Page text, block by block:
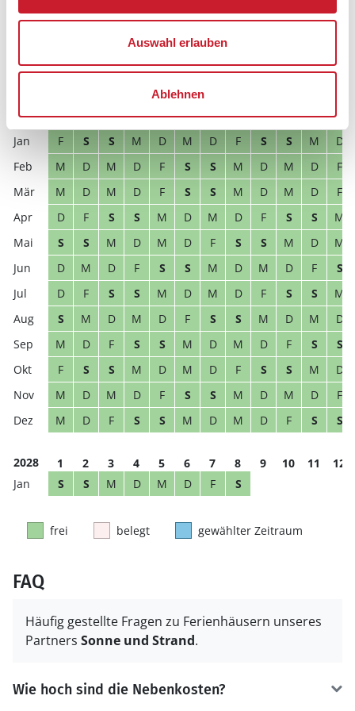
Auswahl erlauben
Ablehnen
D
F S S M D M D F S S
M
M D F S
D
M D F S S M D M D F S
2027 1 2 3 4 5 6 7 8 9 10 11
12
F
S S M D M D F S S M
D
M
D M D F S S M D M D
F
M
D M D F S S M D M D
F
D
F S S M D M D F S S
M
S
S M D M D F S S M D
M
D
M D F S S M D M D F
S
D
F S S M D M D F S S
M
S
M D M D F S S M D M
D
M
D F S S M D M D F S
S
F
S S M D M D F S S M
D
M
D M D F S S M D M D
F
M
D F S S M D M D F S S
2028 1 2 3 4 5 6 7 8 9 10 11
12
S
S M D M D F S
frei belegt gewählter Zeitraum
FAQ
Häufig gestellte Fragen zu Ferienhäusern unseres
Partners Sonne und Strand.
Wie hoch sind die Nebenkosten?